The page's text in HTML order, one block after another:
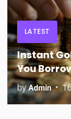
LATEST
Instant
You
byAdmin